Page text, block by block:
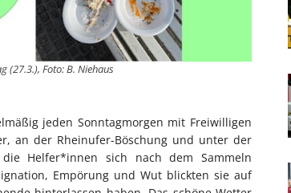
(27.3.), Foto: B. Niehaus
jeden Sonntagmorgen mit Freiwilligen
an der Rheinufer-Böschung und unter der
die Helfer*innen sich nach dem Sammeln
Empörung und Wut blickten sie auf